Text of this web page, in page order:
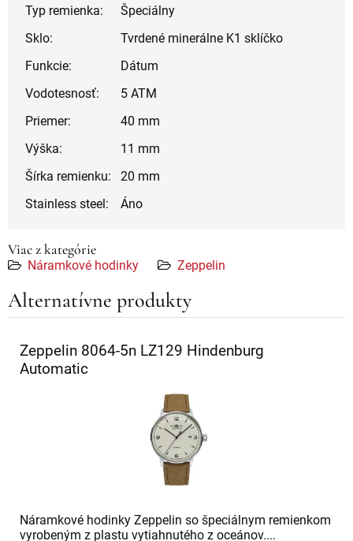
Typ remienka:
Špeciálny
Sklo:
Tvrdené minerálne K1 sklíčko
Funkcie:
Dátum
Vodotesnosť:
5 ATM
Priemer:
40 mm
Výška:
11 mm
Šírka remienku:
20 mm
Stainless steel:
Áno
Viac z kategórie
Náramkové hodinky Zeppelin
Alternatívne produkty
Zeppelin 8064-5n LZ129 Hindenburg
Automatic
Náramkové hodinky Zeppelin so špeciálnym remienkom
vyrobeným z plastu vytiahnutého z oceánov....